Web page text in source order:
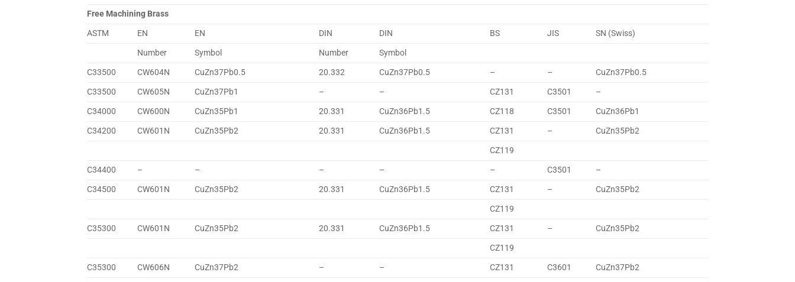
Free Machining Brass
ASTM
EN EN DIN DIN BS JIS
SN (Swiss)
Number
Symbol Number
Symbol
C33500
CW604N CuZn37Pb0.5 20.332 CuZn37Pb0.5 – –
CuZn37Pb0.5
C33500
CW605N CuZn37Pb1 – – CZ131 C3501
–
C34000
CW600N CuZn35Pb1 20.331 CuZn36Pb1.5 CZ118 C3501
CuZn36Pb1
C34200
CW601N CuZn35Pb2 20.331 CuZn36Pb1.5 CZ131 –
CuZn35Pb2
CZ119
C34400
– – – – – C3501
–
C34500
CW601N CuZn35Pb2 20.331 CuZn36Pb1.5 CZ131 –
CuZn35Pb2
CZ119
C35300
CW601N CuZn35Pb2 20.331 CuZn36Pb1.5 CZ131 –
CuZn35Pb2
CZ119
C35300
CW606N CuZn37Pb2 – – CZ131 C3601
CuZn37Pb2